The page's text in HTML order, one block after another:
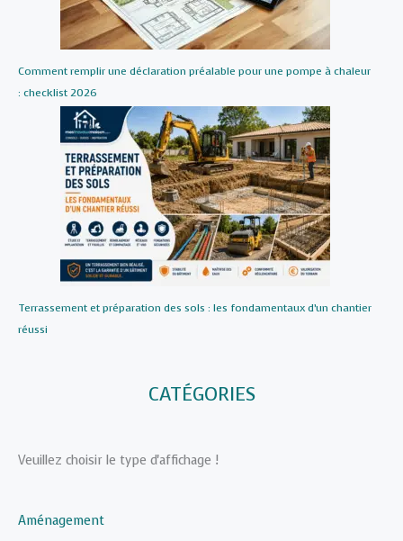
Comment remplir une déclaration préalable pour une pompe à chaleur
: checklist 2026
Terrassement et préparation des sols : les fondamentaux d’un chantier
réussi
CATÉGORIES
Veuillez choisir le type d'affichage !
Aménagement